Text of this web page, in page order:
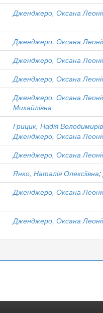
Дженджеро, Оксана
Дженджеро, Оксана
Дженджеро, Оксана
Дженджеро, Оксана
Дженджеро, Оксана
Михайлівна
Грицик, Надія
Дженджеро, Оксана
Дженджеро, Оксана
Янко, Наталія Олексіївна;
Дженджеро, Оксана
Дженджеро, Оксана